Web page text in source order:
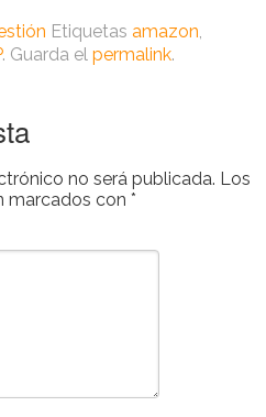
Etiquetas amazon
. Guarda el permalink.
no será publicada. Los
marcados con *